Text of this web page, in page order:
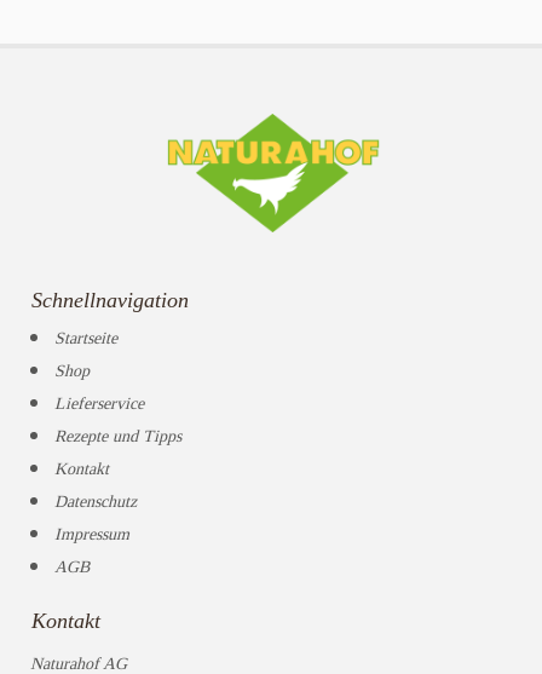
Schnellnavigation
Startseite
Shop
Lieferservice
Rezepte und Tipps
Kontakt
Datenschutz
Impressum
AGB
Kontakt
Naturahof AG